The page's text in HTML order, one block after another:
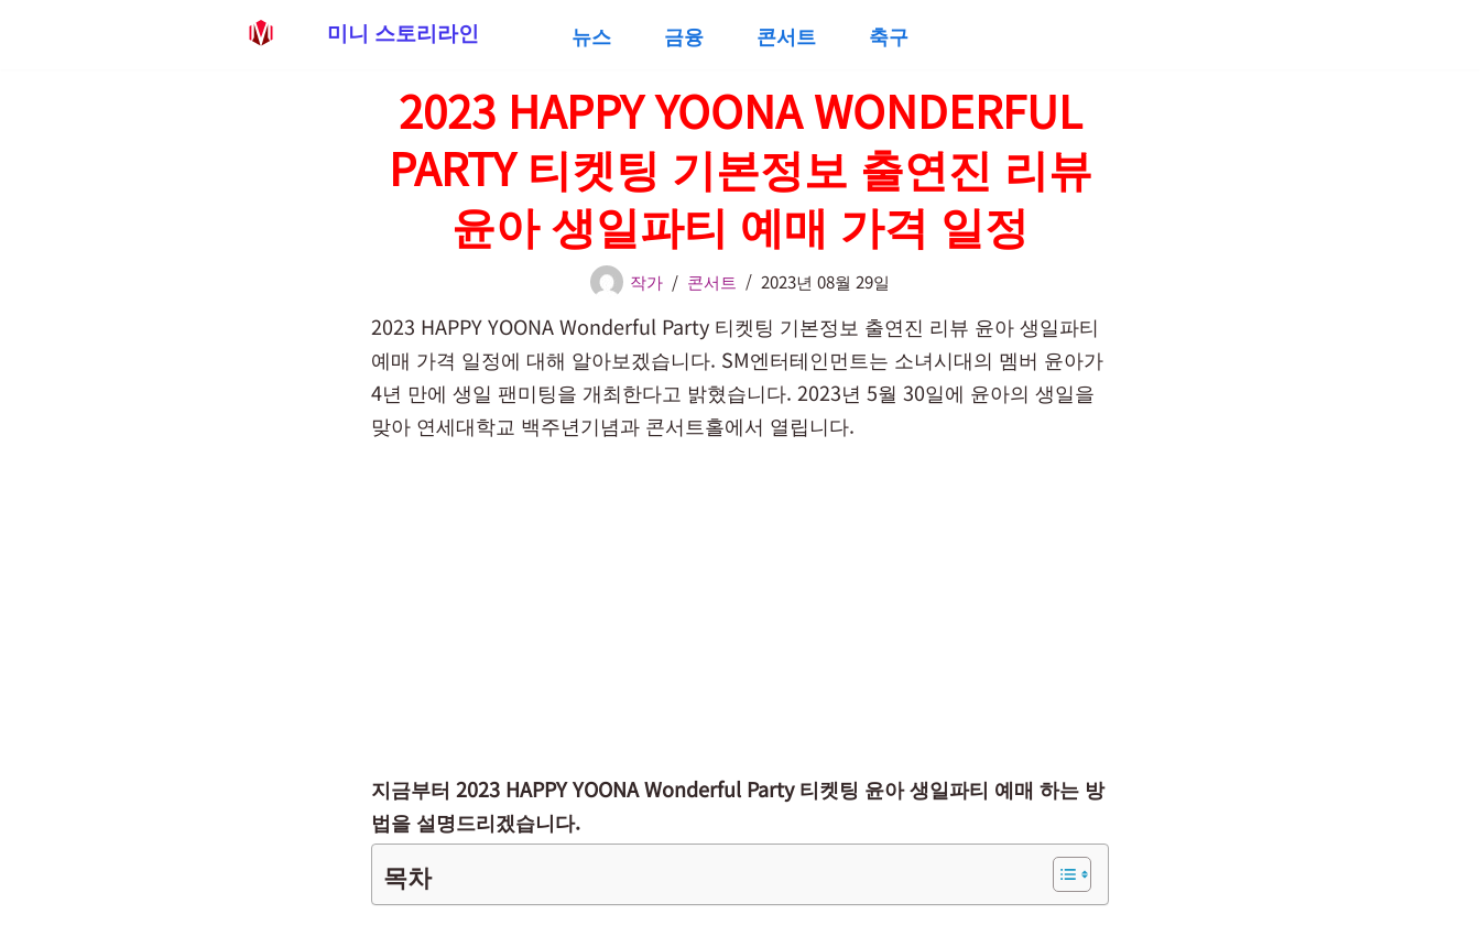
미니 스토리라인 뉴스 금융 콘서트 축구
2023 HAPPY YOONA WONDERFUL
PARTY 티켓팅 기본정보 출연진 리뷰
윤아 생일파티 예매 가격 일정
작가 콘서트 2023년 08월 29일
2023 HAPPY YOONA Wonderful Party 티켓팅 기본정보 출연진 리뷰 윤아 생일파티
예매 가격 일정에 대해 알아보겠습니다. SM엔터테인먼트는 소녀시대의 멤버 윤아가
4년 만에 생일 팬미팅을 개최한다고 밝혔습니다. 2023년 5월 30일에 윤아의 생일을
맞아 연세대학교 백주년기념과 콘서트홀에서 열립니다.
지금부터 2023 HAPPY YOONA Wonderful Party 티켓팅 윤아 생일파티 예매 하는 방
법을 설명드리겠습니다.
목차